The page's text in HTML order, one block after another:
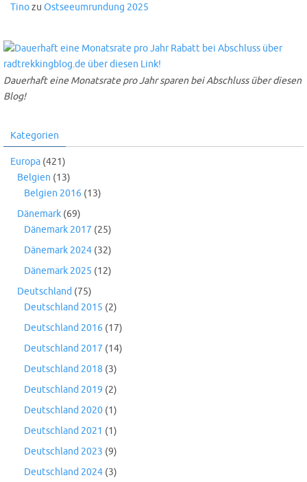
Tinozu Ostseeumrundung 2025
Dauerhaft eine Monatsrate pro Jahr sparen bei Abschluss über diesen
Blog!
Kategorien
Europa (421)
Belgien (13)
Belgien 2016 (13)
Dänemark (69)
Dänemark 2017 (25)
Dänemark 2024 (32)
Dänemark 2025 (12)
Deutschland (75)
Deutschland 2015 (2)
Deutschland 2016 (17)
Deutschland 2017 (14)
Deutschland 2018 (3)
Deutschland 2019 (2)
Deutschland 2020 (1)
Deutschland 2021 (1)
Deutschland 2023 (9)
Deutschland 2024 (3)